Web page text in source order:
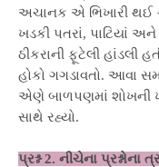
અચાનક એ ભિખારી થઈ
ખડકી પતરાં, પાટિયાં
ઠીકરાની ફૂટેલી હાંડલી
હોકો ગગડાવતો. આવા
એણે બાળપણમાં શોખની
સાથે રહ્યો.
પ્રશ્ન 2. નીચેના પ્રશ્નોના